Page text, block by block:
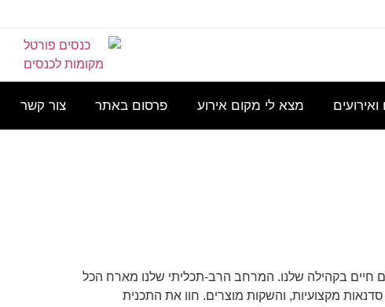
כנס
מרכז
שאוכל
לעשות בו
נשמח
להתעניין
עבור צוות
איש
כולל
לינה
איש ב-
19 ביולי
מקום
שיכול
לארח 15
מצא לי מקום אירוע פרסום באתר צור קשר
חיים בקהילה שלנו. המרחב הרב-תכליתי שלנו מארח הכל
מקצועיות, והשקות מוצרים. חוו את התכנית